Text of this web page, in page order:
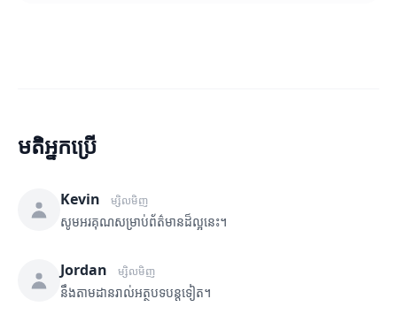
មតិអ្នកប្រើ
Kevin ម្សិលមិញ
សូមអរគុណសម្រាប់ព័ត៌មានដ៏ល្អនេះ។
Jordan ម្សិលមិញ
នឹងតាមដានរាល់អត្ថបទបន្តទៀត។